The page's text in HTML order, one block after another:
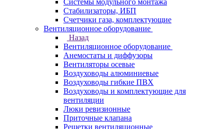
Системы модульного монтажа
Стабилизаторы, ИБП
Счетчики газа, комплектующие
Вентиляционное оборудование
Назад
Вентиляционное оборудование
Анемостаты и диффузоры
Вентиляторы осевые
Воздуховоды алюминиевые
Воздуховоды гибкие ПВХ
Воздуховоды и комплектующие для
вентиляции
Люки ревизионные
Приточные клапана
Решетки вентиляционные